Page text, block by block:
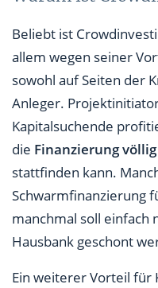
Beliebt ist
allem wegen seiner
sowohl auf Seiten der
Anleger.
Kapitalsuchende
die Finanzierung
stattfinden kann.
Schwarmfinanzierung
manchmal soll einfach
Hausbank geschont
Ein weiterer Vorteil für